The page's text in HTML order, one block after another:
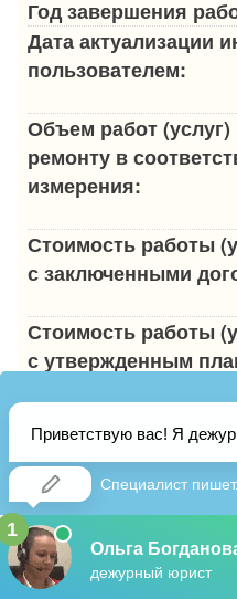
Год завершения
Дата актуализации
пользователем:
Объем работ
ремонту в
измерения:
Стоимость работы
с заключенными
Стоимость работы
с утвержденным
актам, руб.:
Код
Код работы (услуги):